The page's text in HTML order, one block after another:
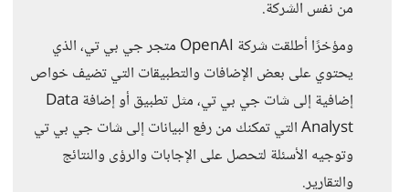
من نفس الشركة.
ومؤخرًا أطلقت شركة OpenAI متجر جي بي تي، الذي
يحتوي على بعض الإضافات والتطبيقات التي تضيف خواص
إضافية إلى شات جي بي تي، مثل تطبيق أو إضافة Data
Analyst التي تمكنك من رفع البيانات إلى شات جي بي تي
وتوجيه الأسئلة لتحصل على الإجابات والرؤى والنتائج
والتقارير.